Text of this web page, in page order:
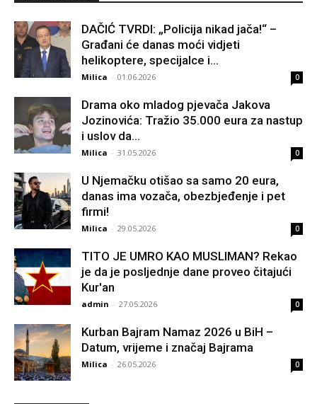
DAČIĆ TVRDI: „Policija nikad jača!“ –
Građani će danas moći vidjeti
helikoptere, specijalce i...
Milica - 01.06.2026 0
Drama oko mladog pjevača Jakova
Jozinovića: Tražio 35.000 eura za nastup
i uslov da...
Milica - 31.05.2026 0
U Njemačku otišao sa samo 20 eura,
danas ima vozača, obezbjeđenje i pet
firmi!
Milica - 29.05.2026 0
TITO JE UMRO KAO MUSLIMAN? Rekao
je da je posljednje dane proveo čitajući
Kur'an
admin - 27.05.2026 0
Kurban Bajram Namaz 2026 u BiH –
Datum, vrijeme i značaj Bajrama
Milica - 26.05.2026 0